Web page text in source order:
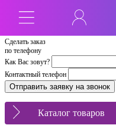
Сделать заказ
по телефону
Как Вас зовут?
Контактный телефон
Каталог товаров